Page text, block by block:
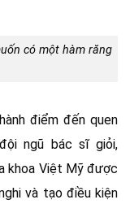
có một hàm răng
điểm đến quen
ngũ bác sĩ giỏi,
khoa Việt Mỹ được
và tạo điều kiện